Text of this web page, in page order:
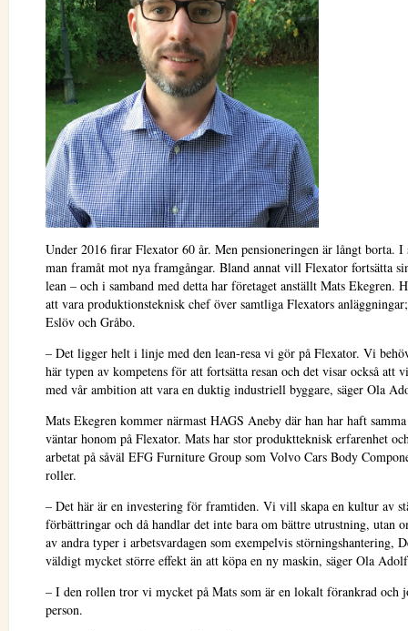
Under 2016 firar Flexator 60 år. Men pensioneringen är långt borta. I
man framåt mot nya framgångar. Bland annat vill Flexator fortsätta
lean – och i samband med detta har företaget anställt Mats Ekegren.
att vara produktionsteknisk chef över samtliga Flexators
Eslöv och Gråbo.
– Det ligger helt i linje med den lean-resa vi gör på Flexator. Vi
här typen av kompetens för att fortsätta resan och det visar också att
med vår ambition att vara en duktig industriell byggare, säger Ola
Mats Ekegren kommer närmast HAGS Aneby där han har haft
väntar honom på Flexator. Mats har stor produktteknisk erfarenhet
arbetat på såväl EFG Furniture Group som Volvo Cars Body
roller.
– Det här är en investering för framtiden. Vi vill skapa en kultur av
förbättringar och då handlar det inte bara om bättre utrustning, utan
av andra typer i arbetsvardagen som exempelvis störningshantering,
väldigt mycket större effekt än att köpa en ny maskin, säger Ola
– I den rollen tror vi mycket på Mats som är en lokalt förankrad och
person.